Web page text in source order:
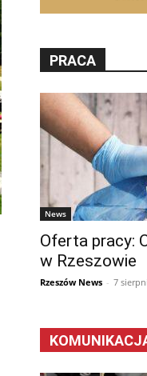
PRACA
News
Oferta pracy:
w Rzeszowie
Rzeszów News - 7